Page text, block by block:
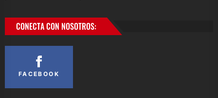
CONECTA CON NOSOTROS:
FACEBOOK